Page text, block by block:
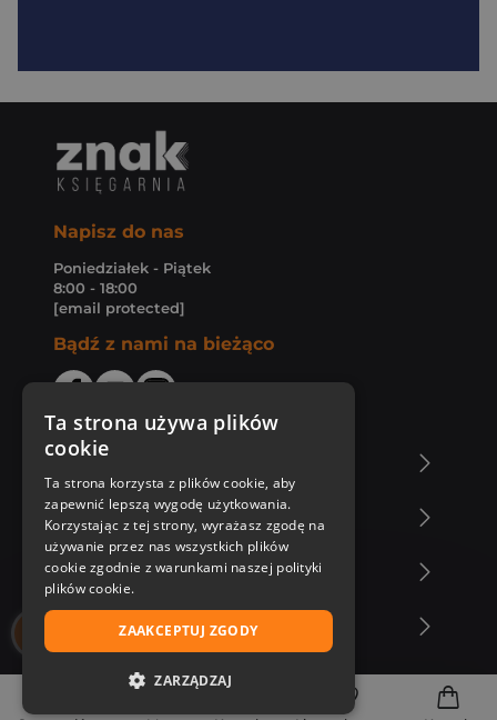
Napisz do nas
Poniedziałek - Piątek
8:00 - 18:00
[email protected]
Bądź z nami na bieżąco
Zakupy u nas
Nasza oferta
Nasi autorzy
Ta strona używa plików
cookie
Ta strona korzysta z plików cookie, aby
zapewnić lepszą wygodę użytkowania.
Korzystając z tej strony, wyrażasz zgodę na
używanie przez nas wszystkich plików
cookie zgodnie z warunkami naszej polityki
plików cookie.
ZAAKCEPTUJ ZGODY
ZARZĄDZAJ